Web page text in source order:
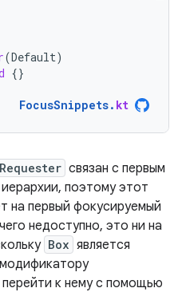
(Default)
{}
FocusSnippets. kt
связан с первым
поэтому этот
на первый фокусируемый
недоступно, это ни на
Box является
к нему с помощью